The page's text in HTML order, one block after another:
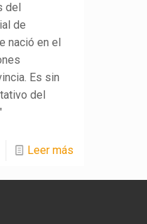
del
de
nació en el
Es sin
del
Leer más